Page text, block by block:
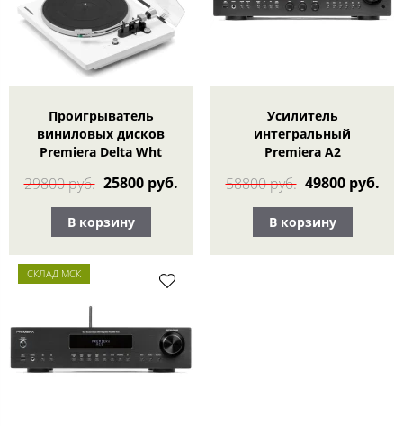
Проигрыватель
виниловых дисков
Premiera Delta Wht
29800 руб. 25800 руб.
В корзину
Усилитель
интегральный
Premiera A2
58800 руб. 49800 руб.
В корзину
СКЛАД МСК